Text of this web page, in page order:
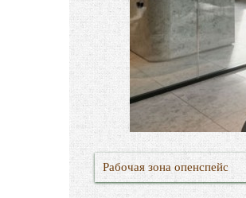
Рабочая зона опенспейс